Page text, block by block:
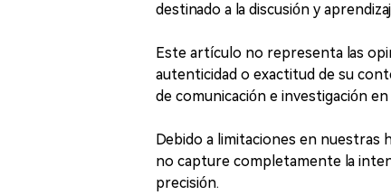
destinado a la discusión y
Este artículo no representa las
autenticidad o exactitud de su
de comunicación e investigación en
Debido a limitaciones en nuestras
no capture completamente la
precisión.